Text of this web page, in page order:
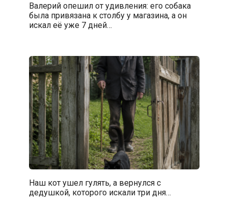
Валерий опешил от удивления: его собака
была привязана к столбу у магазина, а он
искал её уже 7 дней…
Наш кот ушел гулять, а вернулся с
дедушкой, которого искали три дня…